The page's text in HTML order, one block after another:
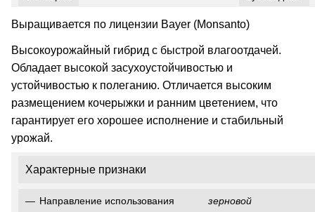
Выращивается по лицензии Bayer (Monsanto)
Высокоурожайный гибрид с быстрой влагоотдачей.
Обладает высокой засухоустойчивостью и
устойчивостью к полеганию. Отличается высоким
размещением кочерыжки и ранним цветением, что
гарантирует его хорошее исполнение и стабильный
урожай.
Характерные признаки
Направление использования зерновой